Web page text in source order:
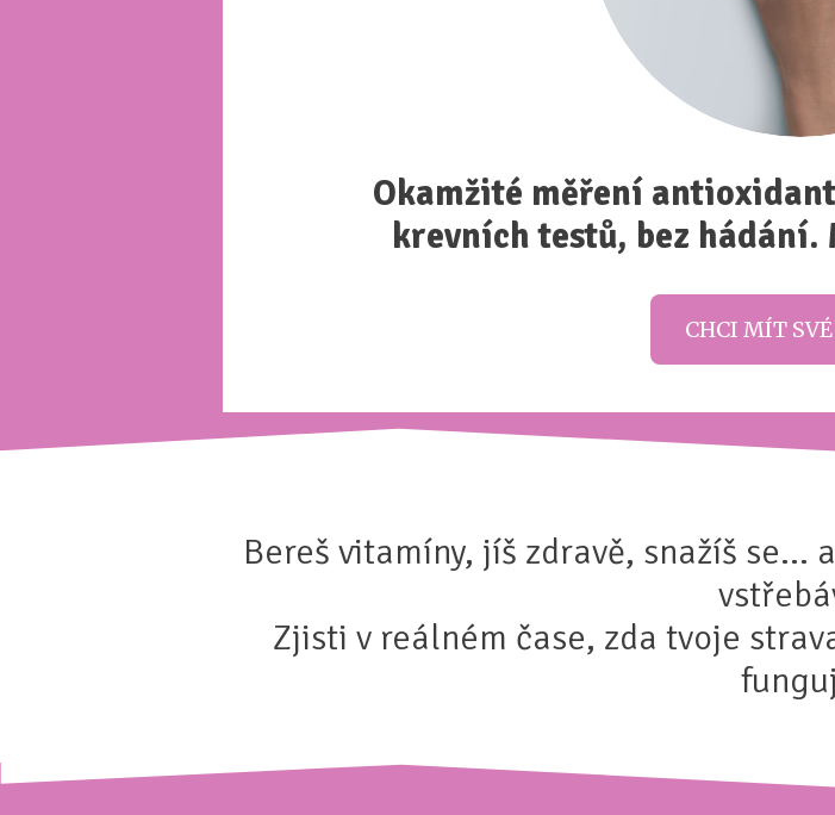
Okamžité měření
krevních testů, bez hádání.
CHCI MÍT
Bereš vitamíny, jíš zdravě, snažíš
Zjisti v reálném čase, zda tvoje